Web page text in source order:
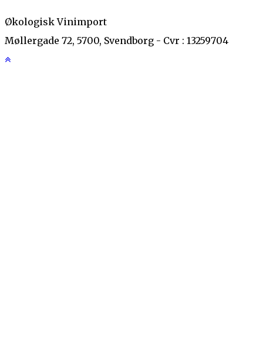
Økologisk Vinimport
Møllergade 72, 5700, Svendborg - Cvr : 13259704